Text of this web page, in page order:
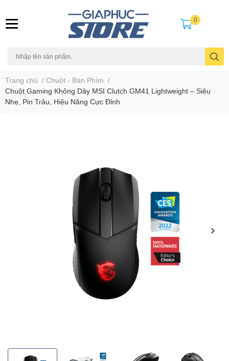
0
Trang chủ / Chuột - Bàn Phím /
Chuột Gaming Không Dây MSI Clutch GM41 Lightweight – Siêu
Nhẹ, Pin Trâu, Hiệu Năng Cực Đỉnh